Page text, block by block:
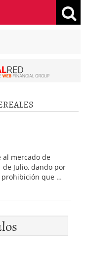
al mercado de
de Julio, dando por
que …